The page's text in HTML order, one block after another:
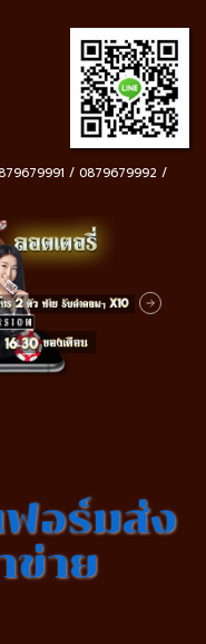
/ 0879679992 /
อร์มส่ง
ข่าย